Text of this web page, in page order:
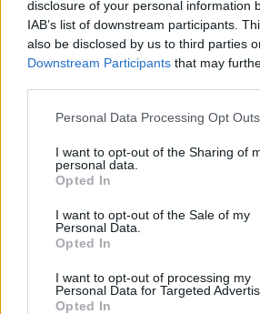
disclosure of your personal information
IAB’s list of downstream participants.
also be disclosed by us to third parties
Downstream Participants that may
Personal Data Processing Opt Outs
I want to opt-out of the Sharing of
personal data.
Opted In
I want to opt-out of the Sale of my
Personal Data.
Opted In
I want to opt-out of processing my
Personal Data for Targeted
Opted In
αστυνομία
ΠΡΙΝ 9 ΏΡΕΣ
Στο μεταξύ είχε
πρωτεύουσας
Σούπερ
τιμών έως
1.000
Διευρύνεται η
τις τιμές στο